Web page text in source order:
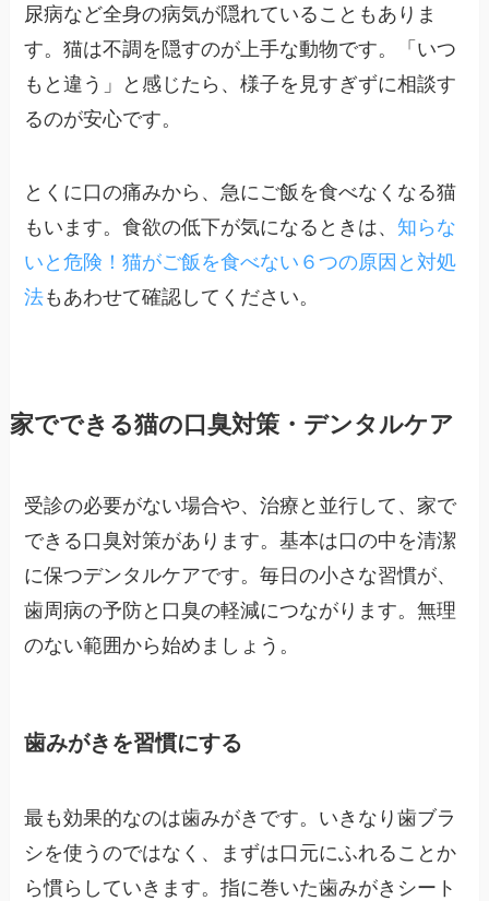
尿病など全身の病気が隠れていることもありま
す。猫は不調を隠すのが上手な動物です。「いつ
もと違う」と感じたら、様子を見すぎずに相談す
るのが安心です。
とくに口の痛みから、急にご飯を食べなくなる猫
もいます。食欲の低下が気になるときは、 知らな
いと危険！猫がご飯を食べない６つの原因と対処
法もあわせて確認してください。
家でできる猫の口臭対策・デンタルケア
受診の必要がない場合や、治療と並行して、家で
できる口臭対策があります。基本は口の中を清潔
に保つデンタルケアです。毎日の小さな習慣が、
歯周病の予防と口臭の軽減につながります。無理
のない範囲から始めましょう。
歯みがきを習慣にする
最も効果的なのは歯みがきです。いきなり歯ブラ
シを使うのではなく、まずは口元にふれることか
ら慣らしていきます。指に巻いた歯みがきシート